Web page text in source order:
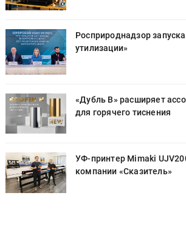
Росприроднадзор
утилизации»
«Дубль В» расширяет
для горячего тиснения
УФ-принтер Mimaki
компании «Сказитель»